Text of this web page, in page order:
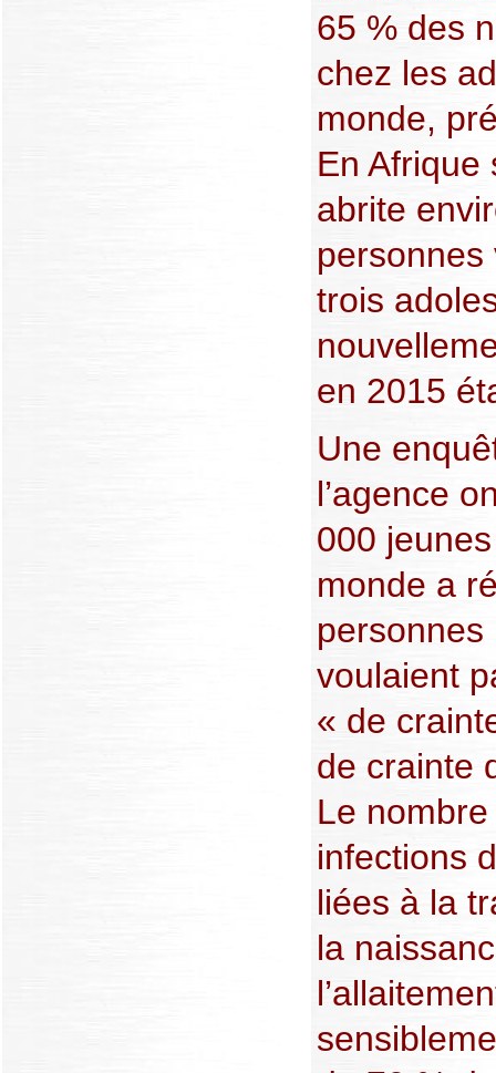
65 % des
chez les
monde,
En Afrique
abrite
trois
en 2015
Une
l’agence
000
monde a
voulaient
« de
de crainte
Le
infections
liées à la
la